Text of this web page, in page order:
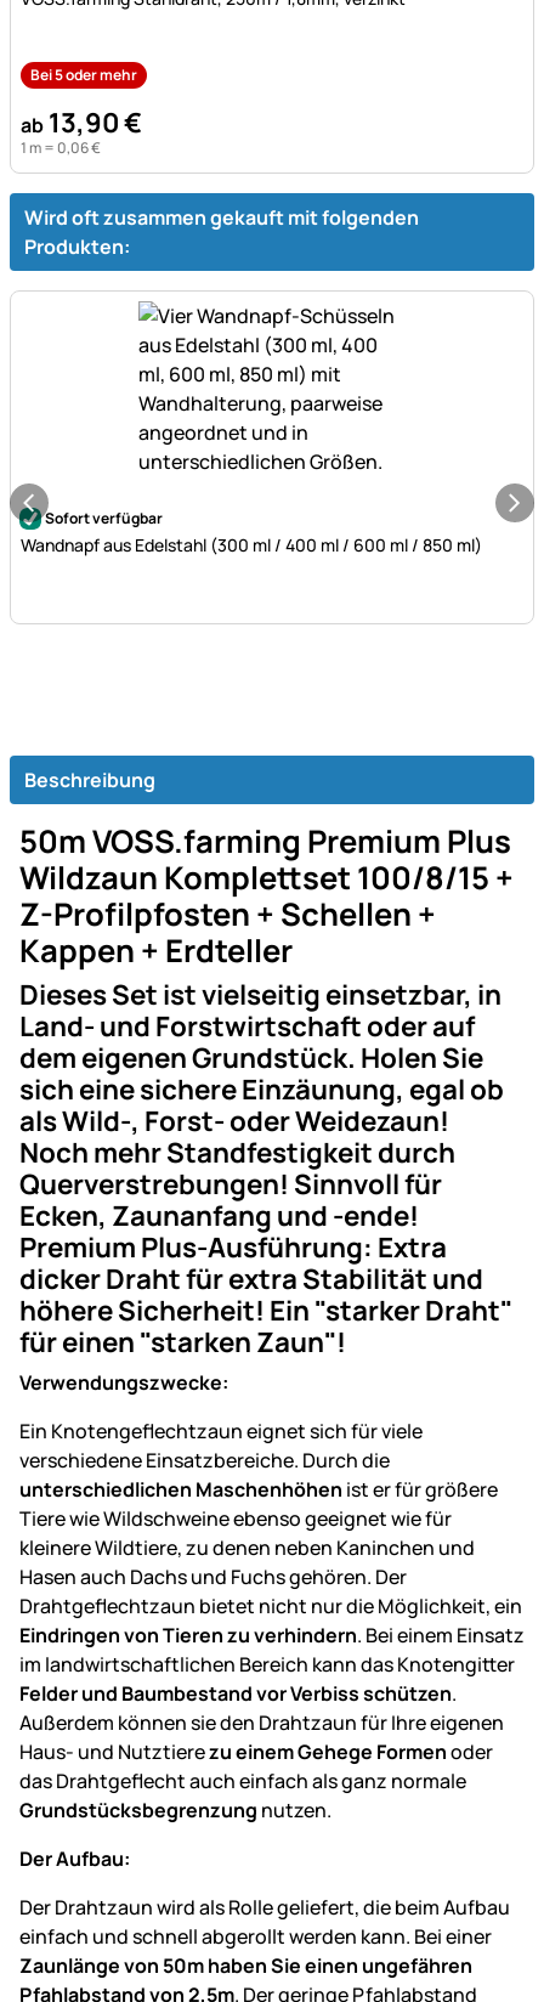
Bei 5 oder mehr
ab 13,90€
1 m = 0,06€
Wird oft zusammen gekauft mit folgenden
Produkten:
Noch keine Bewertungen abgegeben
Sofort verfügbar
Wandnapf aus Edelstahl (300 ml / 400 ml / 600 ml / 850 ml)
Beschreibung
50m VOSS.farming Premium Plus
Wildzaun Komplettset 100/8/15 +
Z-Profilpfosten + Schellen +
Kappen + Erdteller
Dieses Set ist vielseitig einsetzbar, in
Land- und Forstwirtschaft oder auf
dem eigenen Grundstück. Holen Sie
sich eine sichere Einzäunung, egal ob
als Wild-, Forst- oder Weidezaun!
Noch mehr Standfestigkeit durch
Querverstrebungen! Sinnvoll für
Ecken, Zaunanfang und -ende!
Premium Plus-Ausführung: Extra
dicker Draht für extra Stabilität und
höhere Sicherheit! Ein "starker Draht"
für einen "starken Zaun"!
Verwendungszwecke:
Ein Knotengeflechtzaun eignet sich für viele
verschiedene Einsatzbereiche. Durch die
unterschiedlichen Maschenhöhen ist er für größere
Tiere wie Wildschweine ebenso geeignet wie für
kleinere Wildtiere, zu denen neben Kaninchen und
Hasen auch Dachs und Fuchs gehören. Der
Drahtgeflechtzaun bietet nicht nur die Möglichkeit, ein
Eindringen von Tieren zu verhindern. Bei einem Einsatz
im landwirtschaftlichen Bereich kann das Knotengitter
Felder und Baumbestand vor Verbiss schützen.
Außerdem können sie den Drahtzaun für Ihre eigenen
Haus- und Nutztierezu einem Gehege Formenoder
das Drahtgeflecht auch einfach als ganz normale
Grundstücksbegrenzung nutzen.
Der Aufbau:
Der Drahtzaun wird als Rolle geliefert, die beim Aufbau
einfach und schnell abgerollt werden kann. Bei einer
Zaunlänge von 50m haben Sie einen ungefähren
Pfahlabstand von 2,5m. Der geringe Pfahlabstand